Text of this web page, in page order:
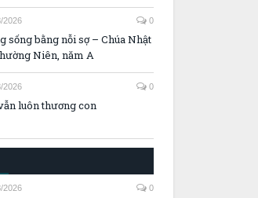
2026 0
sống bằng nỗi sợ – Chúa Nhật
Niên, năm A
2026 0
luôn thương con
2026 0